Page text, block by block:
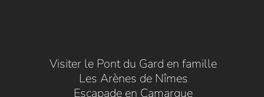
Visiter le Pont du Gard en famille
Les Arènes de Nîmes
Escapade en Camargue